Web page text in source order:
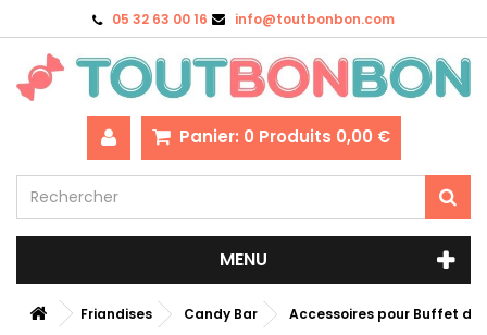
05 32 63 00 16 info@toutbonbon.com
Panier: 0 Produits 0,00 €
MENU
Friandises Candy Bar Accessoires pour Buffet de